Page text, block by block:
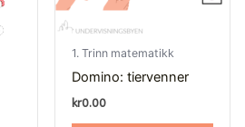
1. Trinn matematikk
Domino: tiervenner
kr0.00